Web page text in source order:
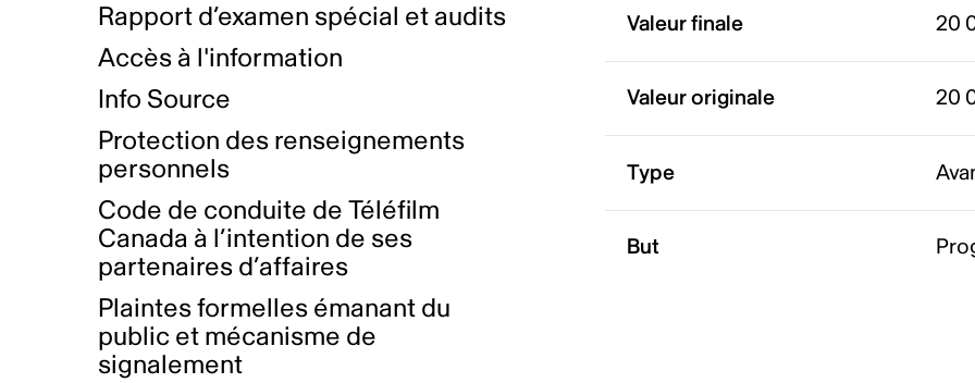
Rapport d’examen spécial et audits
Accès à l'information
Info Source
Protection des renseignements
personnels
Code de conduite de Téléfilm
Canada à l’intention de ses
partenaires d’affaires
Plaintes formelles émanant du
public et mécanisme de
signalement
Valeur finale 20
Valeur originale 20
Type
But